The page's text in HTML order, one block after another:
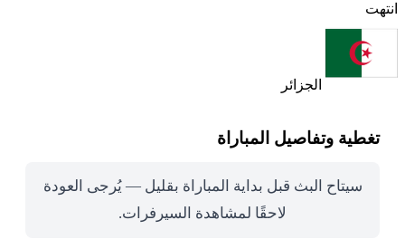
انتهت
الجزائر
تغطية وتفاصيل المباراة
سيتاح البث قبل بداية المباراة بقليل — يُرجى العودة
لاحقًا لمشاهدة السيرفرات.